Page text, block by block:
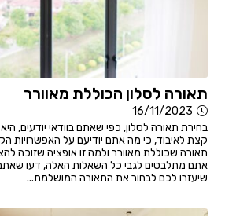
תאורה לסלון הכוללת מאוורר
16/11/2023
בחירת תאורה לסלון, כפי שאתם בוודאי יודעים,
קצת לאיבוד, כי מה אתם יודיעם על האפשרויות
תאורה שכוללת מאוורר ולמה זו אופציה שזוכה
אתם מתלבטים לגבי כל השאלות האלה, דעו
שיעזרו לכם לבחור את התאורה המושלמת...